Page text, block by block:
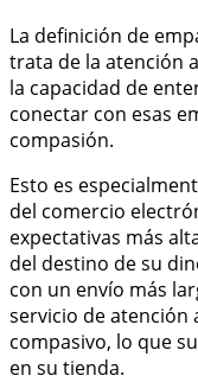
La definición de
trata de la atención
la capacidad de
conectar con esas
compasión.
Esto es
del comercio
expectativas más
del destino de su
con un envío más
servicio de atención
compasivo, lo que
en su tienda.